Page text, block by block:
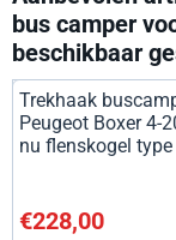
bus camper
beschikbaar
Trekhaak
Peugeot Boxer 4-
nu flenskogel type
Prijs: 228,00,
€228,00